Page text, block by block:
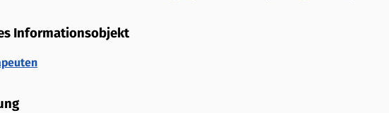
Informationsobjekt